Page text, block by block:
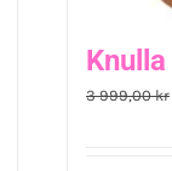
3 999,00kr